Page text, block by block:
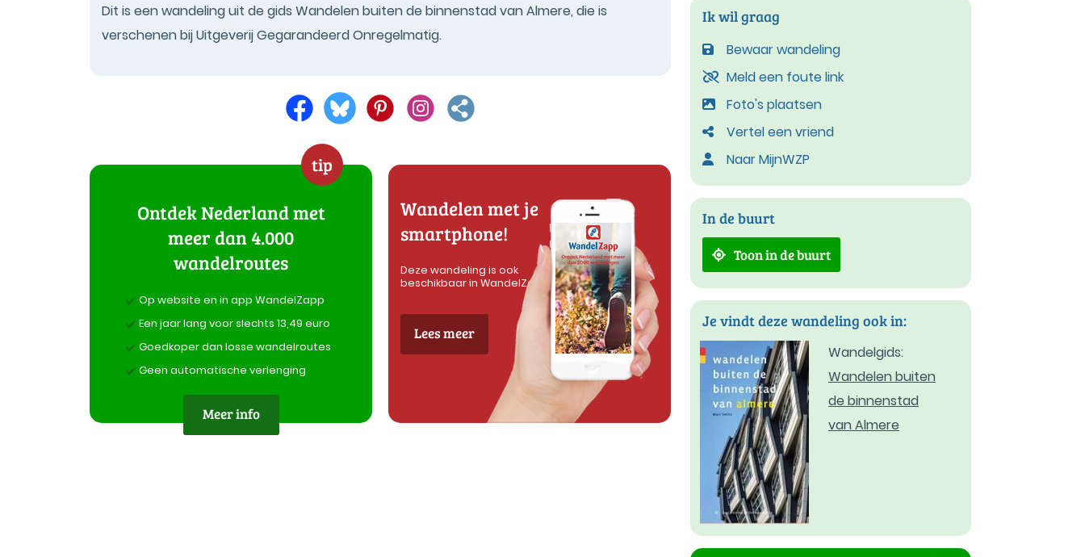
Dit is een wandeling uit de gids Wandelen buiten de binnenstad van Almere, die is
verschenen bij Uitgeverij Gegarandeerd Onregelmatig.
tip
Ontdek Nederland met
meer dan 4.000
wandelroutes
Op website en in app WandelZapp
Een jaar lang voor slechts 13,49 euro
Goedkoper dan losse wandelroutes
Geen automatische verlenging
Meer info
Wandelen met je
smartphone!
Deze wandeling is ook
beschikbaar in WandelZapp
Lees meer
Ik wil graag
Bewaar wandeling
Meld een foute link
Foto's plaatsen
Vertel een vriend
Naar MijnWZP
In de buurt
Toon in de buurt
Je vindt deze wandeling ook in:
Wandelgids:
Wandelen buiten
de binnenstad
van Almere